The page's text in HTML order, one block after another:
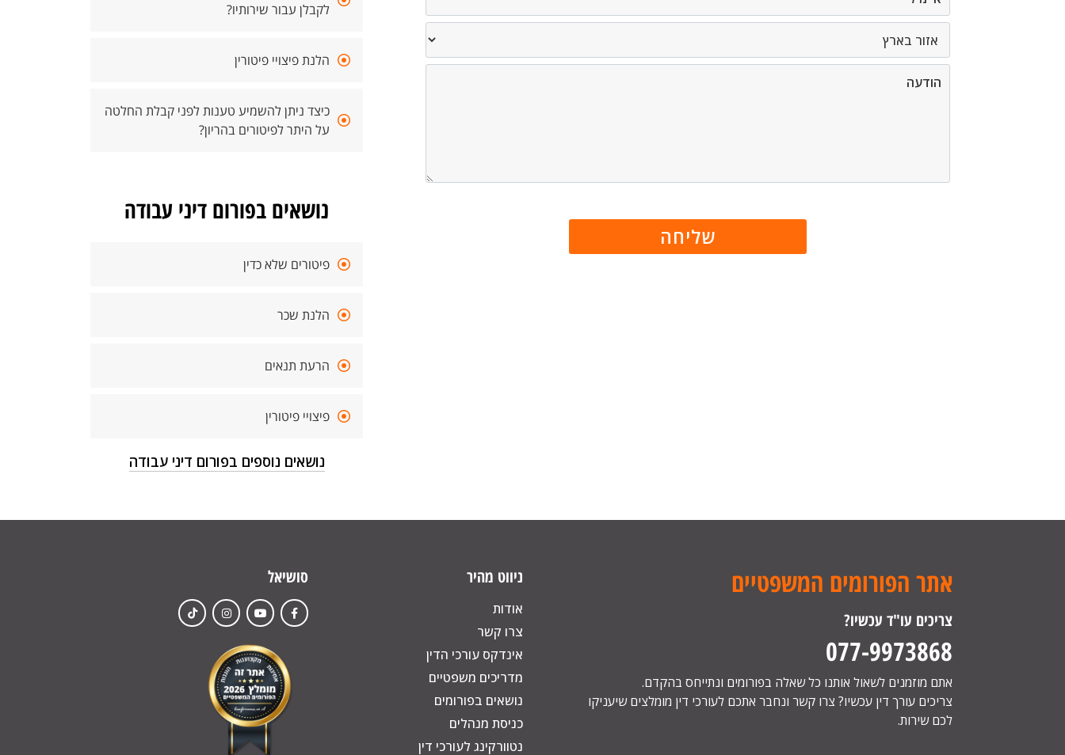
לקבלן עבור שירותיו?
הלנת פיצויי פיטורין
כיצד ניתן להשמיע טענות לפני קבלת החלטה
על היתר לפיטורים בהריון?
נושאים בפורום דיני עבודה
פיטורים שלא כדין
הלנת שכר
הרעת תנאים
פיצויי פיטורין
נושאים נוספים בפורום דיני עבודה
אתר הפורומים המשפטיים
צריכים עו"ד עכשיו?
077-9973868
אתם מוזמנים לשאול אותנו כל שאלה בפורומים ונתייחס בהקדם.
צריכים עורך דין עכשיו? צרו קשר ונחבר אתכם לעורכי דין מומלצים שיעניקו
לכם שירות.
ניווט מהיר
אודות
צרו קשר
אינדקס עורכי הדין
מדריכים משפטיים
נושאים בפורומים
כניסת מנהלים
נטוורקינג לעורכי דין
סושיאל